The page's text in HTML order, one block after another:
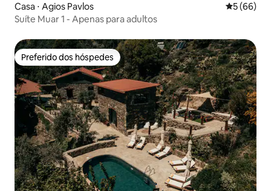
Casa ⋅ Agios Pavlos 5 de uma
5 (66)
Suíte Muar 1 - Apenas para adultos
Preferido dos hóspedes
Preferido dos hóspedes